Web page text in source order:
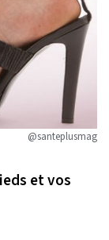
@santeplusmag
et vos